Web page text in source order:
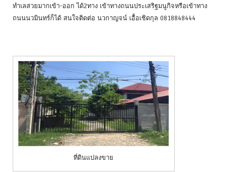
ทำเลสวยมากเข้า-ออก ได้2ทาง เข้าทางถนนประเสริฐมนูกิจหรือเข้าทาง
ถนนนวมินทร์ก็ได้ สนใจติดต่อ นวกาญจน์ เอื้อเชิดกุล 0818848444
ที่ดินแปลงขาย